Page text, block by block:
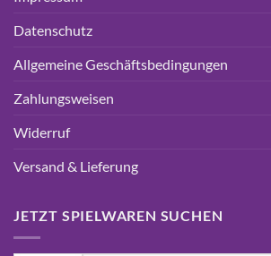
Datenschutz
Allgemeine Geschäftsbedingungen
Zahlungsweisen
Widerruf
Versand & Lieferung
JETZT SPIELWAREN SUCHEN